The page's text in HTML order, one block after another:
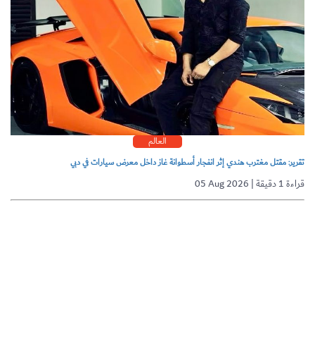
العالم
تقرير: مقتل مغترب هندي إثر انفجار أسطوانة غاز داخل معرض سيارات في دبي
05 Aug 2026 | قراءة 1 دقيقة